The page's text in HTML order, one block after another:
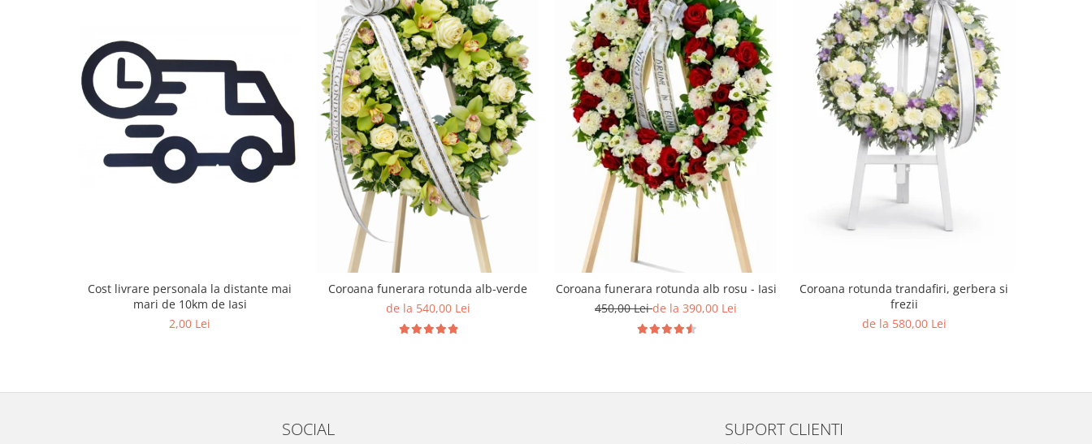
Cost livrare personala la distante mai
mari de 10km de Iasi
2,00 Lei
Coroana funerara rotunda alb-verde
de la 540,00 Lei
Coroana funerara rotunda alb rosu - Iasi
450,00 Leide la 390,00 Lei
Coroana rotunda trandafiri, gerbera si
frezii
de la 580,00 Lei
SOCIAL SUPORT CLIENTI